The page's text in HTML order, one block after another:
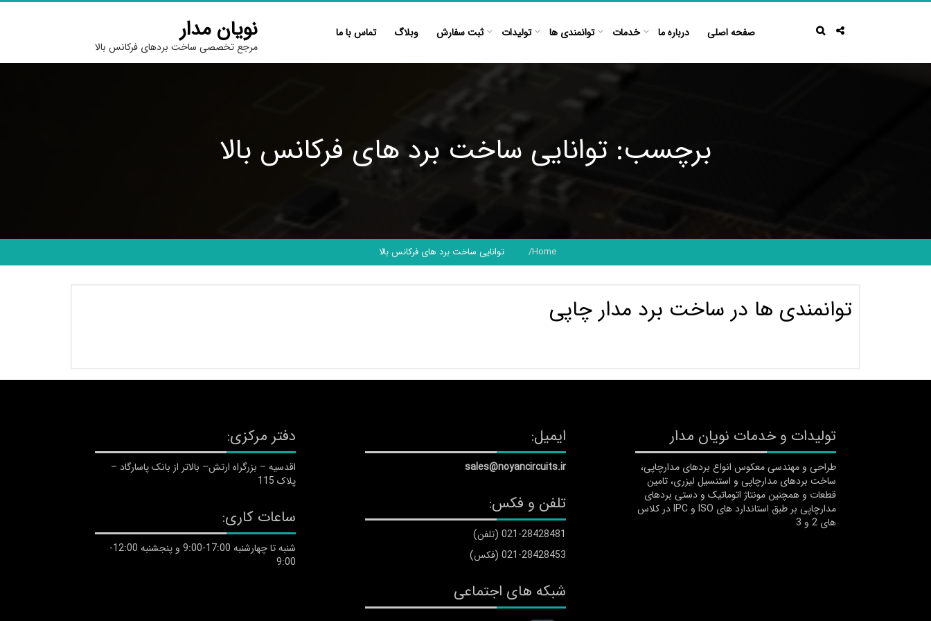
Skip
نویان مدار
مرجع تخصصی ساخت بردهای فرکانس بالا
صفحه اصلی درباره ما خدمات توانمندی ها تولیدات ثبت سفارش وبلاگ تماس با ما
برچسب: توانایی ساخت برد های فرکانس بالا
Home توانایی ساخت برد های فرکانس بالا
توانمندی ها در ساخت برد مدار چاپی
دفتر مرکزی:
اقدسیه – بزرگراه ارتش– بالاتر از بانک پاسارگاد –
پلاک 115
ساعات کاری:
شنبه تا چهارشنبه 17:00-9:00 و پنجشنبه 12:00-
9:00
ایمیل:
sales@noyancircuits.ir
تلفن و فکس:
021-28428481 (تلفن)
021-28428453 (فکس)
شبکه های اجتماعی
تولیدات و خدمات نویان مدار
طراحی و مهندسی معکوس انواع بردهای مدارچاپی،
ساخت بردهای مدارچاپی و استنسیل لیزری، تامین
قطعات و همچنین مونتاژ اتوماتیک و دستی بردهای
مدارچاپی بر طبق استاندارد های ISO و IPC در کلاس
های 2 و 3